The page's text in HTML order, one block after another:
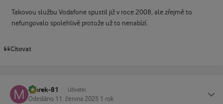
Takovou službu Vodafone spustil již v roce 2008, ale zřejmě to
nefungovalo spolehlivě protože už to nenabízí.
Citovat
marek-81 Uživatel
Odesláno 11. června 2025 1 rok